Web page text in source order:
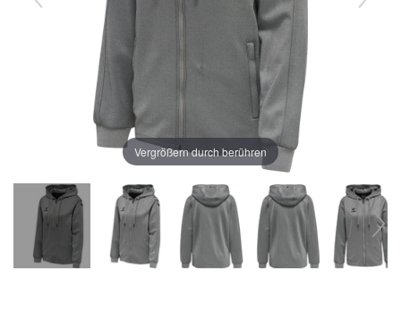
Vergrößern durch berühren